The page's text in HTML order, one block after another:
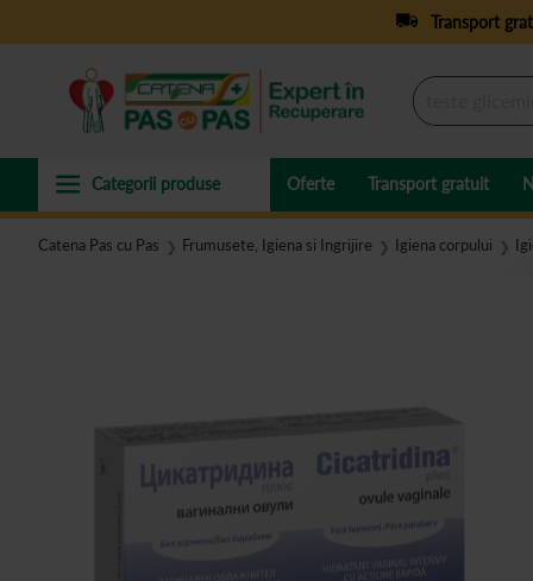
Transport
Oferte Transport gratuit
Catena Pas cu Pas ❯ Frumusete, Igiena si Ingrijire ❯ Igiena corpului ❯